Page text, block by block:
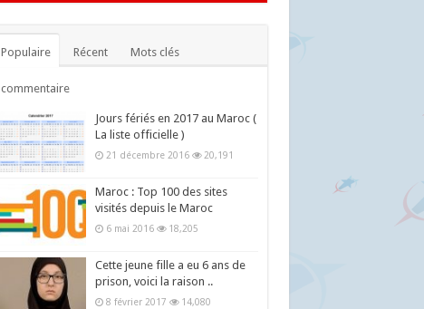
Populaire Récent Mots clés
commentaire
Jours fériés en 2017 au Maroc (
La liste officielle )
21 décembre 2016 20,191
Maroc : Top 100 des sites
visités depuis le Maroc
6 mai 2016 18,205
Cette jeune fille a eu 6 ans de
prison, voici la raison ..
8 février 2017 14,080